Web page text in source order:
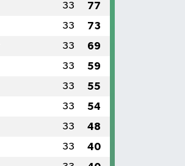
33 77
33 73
33 69
33 59
33 55
33 54
33 48
33 40